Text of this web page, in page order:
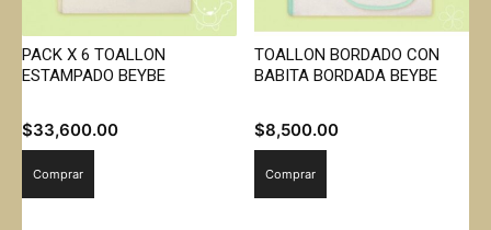
PACK X 6 TOALLON
ESTAMPADO BEYBE
$33,600.00
Comprar
TOALLON BORDADO CON
BABITA BORDADA BEYBE
$8,500.00
Comprar